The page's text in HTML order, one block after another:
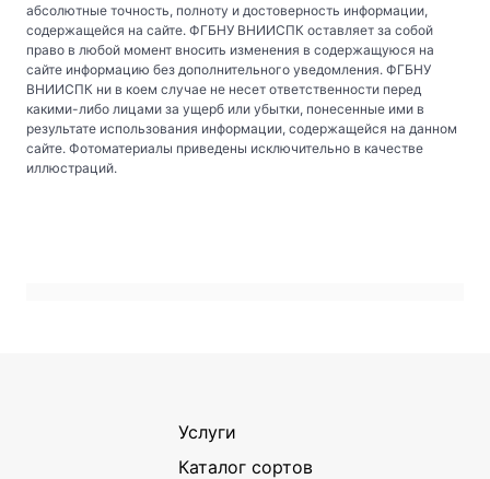
абсолютные точность, полноту и достоверность информации,
содержащейся на сайте. ФГБНУ ВНИИСПК оставляет за собой
право в любой момент вносить изменения в содержащуюся на
сайте информацию без дополнительного уведомления. ФГБНУ
ВНИИСПК ни в коем случае не несет ответственности перед
какими-либо лицами за ущерб или убытки, понесенные ими в
результате использования информации, содержащейся на данном
сайте. Фотоматериалы приведены исключительно в качестве
иллюстраций.
Услуги
Каталог сортов